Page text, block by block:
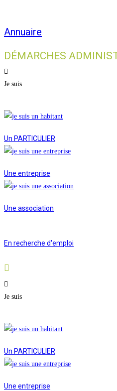
Annuaire
DÉMARCHES
Je suis
Un PARTICULIER
Une entreprise
Une association
En recherche d'emploi
Je suis
Un PARTICULIER
Une entreprise